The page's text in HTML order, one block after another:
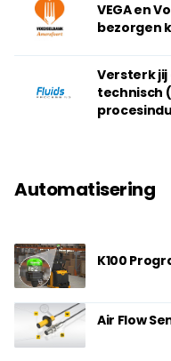
VEGA en
bezorgen
Versterk
technisch
Automatisering
K100
Air Flow